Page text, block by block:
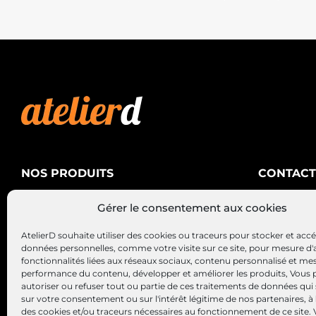
Gérer le consentement aux cookies
AtelierD souhaite utiliser des cookies ou traceurs pour stocker et
données personnelles, comme votre visite sur ce site, pour mesure
fonctionnalités liées aux réseaux sociaux, contenu personnalisé et
performance du contenu, développer et améliorer les produits, Vous
autoriser ou refuser tout ou partie de ces traitements de données qui
sur votre consentement ou sur l'intérêt légitime de nos partenaires, à
des cookies et/ou traceurs nécessaires au fonctionnement de ce site.
NOS PRODUITS
Alternateurs – Démarreurs
CONTACT
AtelierD
88200
03 29 22 34